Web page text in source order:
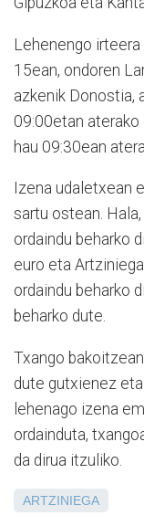
Lehenengo
15ean, ondoren
azkenik Donostia,
09:00etan aterako
hau 09:30ean
Izena udaletxean
sartu ostean.
ordaindu beharko
euro eta
ordaindu beharko
beharko dute.
Txango
dute gutxienez
lehenago izena
ordainduta,
da dirua itzuliko.
ARTZINIEGA